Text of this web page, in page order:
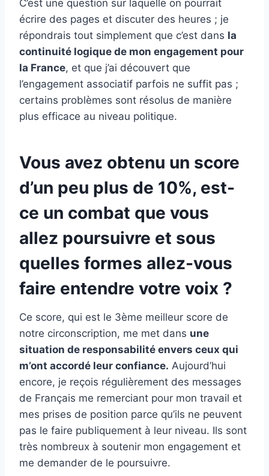
C’est une question sur laquelle on pourrait
écrire des pages et discuter des heures ; je
répondrais tout simplement que c’est dans la
continuité logique de mon engagement pour
la France, et que j’ai découvert que
l’engagement associatif parfois ne suffit pas ;
certains problèmes sont résolus de manière
plus efficace au niveau politique.
Vous avez obtenu un score
d’un peu plus de 10%, est-
ce un combat que vous
allez poursuivre et sous
quelles formes allez-vous
faire entendre votre voix ?
Ce score, qui est le 3ème meilleur score de
notre circonscription, me met dans une
situation de responsabilité envers ceux qui
m’ont accordé leur confiance. Aujourd’hui
encore, je reçois régulièrement des messages
de Français me remerciant pour mon travail et
mes prises de position parce qu’ils ne peuvent
pas le faire publiquement à leur niveau. Ils sont
très nombreux à soutenir mon engagement et
me demander de le poursuivre.